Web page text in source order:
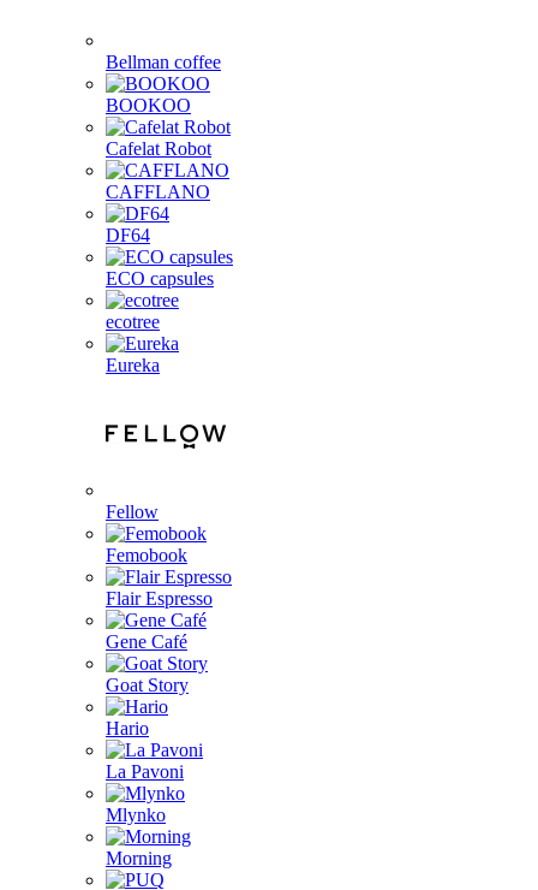
Bellman coffee
BOOKOO
Cafelat Robot
CAFFLANO
DF64
ECO capsules
ecotree
Eureka
Fellow
Femobook
Flair Espresso
Gene Café
Goat Story
Hario
La Pavoni
Mlynko
Morning